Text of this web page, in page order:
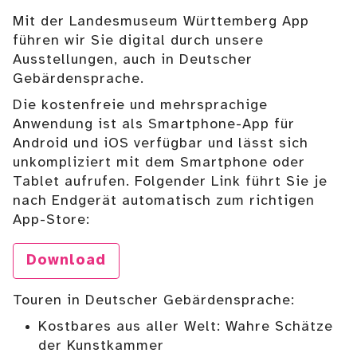
Mit der Landesmuseum Württemberg App
führen wir Sie digital durch unsere
Ausstellungen, auch in Deutscher
Gebärdensprache.
Die kostenfreie und mehrsprachige
Anwendung ist als Smartphone-App für
Android und iOS verfügbar und lässt sich
unkompliziert mit dem Smartphone oder
Tablet aufrufen. Folgender Link führt Sie je
nach Endgerät automatisch zum richtigen
App-Store:
Download
Touren in Deutscher Gebärdensprache:
Kostbares aus aller Welt: Wahre Schätze
der Kunstkammer